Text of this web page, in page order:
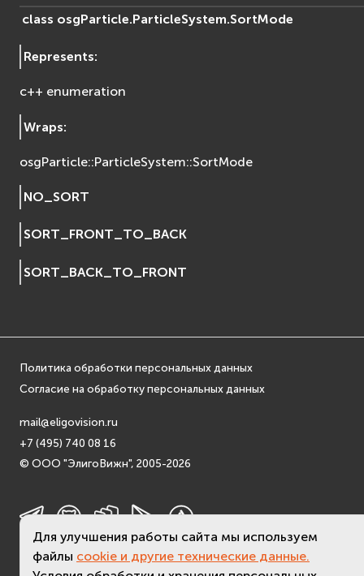
evlua
Граф Сцены (Scene Graph)
EVosgAnimation
EVosgHMD
EVosgUtil
osg
osgGA
osgUtil
osgViewer
Физика (Physics)
Фаиловая система (File System)
fs
ios
class osgParticle.ParticleSystem.SortMode
Represents:
c++ enumeration
Wraps:
osgParticle::ParticleSystem::SortMode
NO_SORT
SORT_FRONT_TO_BACK
SORT_BACK_TO_FRONT
Политика обработки персональных данных
Согласие на обработку персональных данных
mail@eligovision.ru
+7 (495) 740 08 16
© ООО "ЭлигоВижн", 2005-2026
Для улучшения работы сайта мы используем
файлы cookie и другие технические данные.